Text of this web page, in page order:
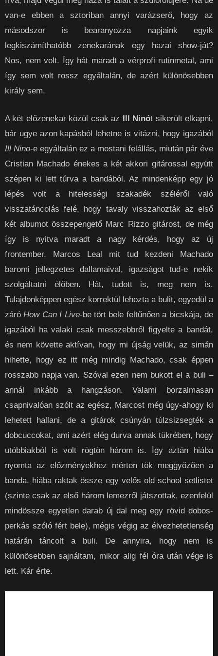
van-e ebben a sztoriban annyi varázserő, hogy az
másodszor is bearanyozza napjaink egyik
legkiszámíthatóbb zenekarának egy hazai show-ját?
Nos, nem volt. Így hát maradt a vérprofi rutinmetal, ami
így sem volt rossz egyáltalán, de azért különösebben
király sem.
A két előzenekar közül csak az Ill Ninót sikerült elkapni,
bár ugye azon kapásból lehetne is vitázni, hogy igazából
Ill Nino-e egyáltalán ez a mostani felállás, miután pár éve
Cristian Machado énekes a két akkori gitárossal együtt
szépen ki lett túrva a bandából. Az mindenképp egy jó
lépés volt a hitelességi szakadék széléről való
visszatáncolás felé, hogy tavaly visszahozták az első
két albumot összepengető Marc Rizzo gitárost, de még
így is nyitva maradt a nagy kérdés, hogy az új
frontember, Marcos Leal mit tud kezdeni Machado
baromi jellegzetes dallamaival, igazságot tud-e nekik
szolgáltatni élőben. Hát, tudott is, meg nem is.
Tulajdonképpen egész korrektül lehozta a bulit, egyedül a
záróHow Can I Live-be tört bele feltűnően a bicskája, de
igazából ha valaki csak messzebbről figyelte a bandát,
és nem követte aktívan, hogy mi újság velük, az simán
hihette, hogy ez itt még mindig Machado, csak éppen
rosszabb napja van. Szóval ezen nem bukott el a buli –
annál inkább a hangzáson. Valami borzalmasan
csapnivalóan szólt az egész, Marcost még úgy-ahogy ki
lehetett hallani, de a gitárok csúnyán túlzsizsegték a
dobcuccokat, ami azért elég durva annak tükrében, hogy
utóbbiakból is volt rögtön három is. Így aztán hiába
nyomta az előzményekhez mérten tök meggyőzően a
banda, hiába raktak össze egy velős old school setlistet
(szinte csak az első három lemezről játszottak, ezenfelül
mindössze egyetlen darab új dal meg egy rövid dobos-
perkás szóló fért bele), mégis végig az élvezhetetlenség
határán táncolt a buli. De annyira, hogy nem is
különösebben sajnáltam, mikor alig fél óra után vége is
lett. Kár érte.